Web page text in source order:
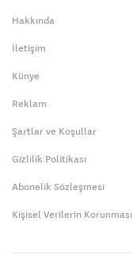
Hakkında
İletişim
Künye
Reklam
Şartlar ve Koşullar
Gizlilik Politikası
Abonelik Sözleşmesi
Kişisel Verilerin Korunması